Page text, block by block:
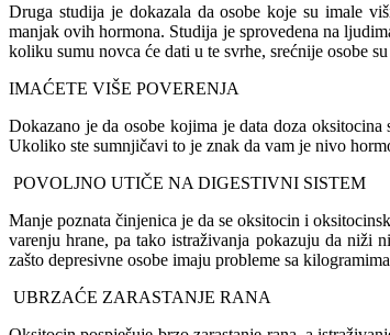
Druga studija je dokazala da osobe koje su imale
manjak ovih hormona. Studija je sprovedena na
koliku sumu novca će dati u te svrhe, srećnije osobe
IMAĆETE VIŠE POVERENJA
Dokazano je da osobe kojima je data doza
Ukoliko ste sumnjičavi to je znak da vam je nivo
POVOLJNO UTIČE NA DIGESTIVNI SISTEM
Manje poznata činjenica je da se oksitocin i
varenju hrane, pa tako istraživanja pokazuju da niži
zašto depresivne osobe imaju probleme sa
UBRZAĆE ZARASTANJE RANA